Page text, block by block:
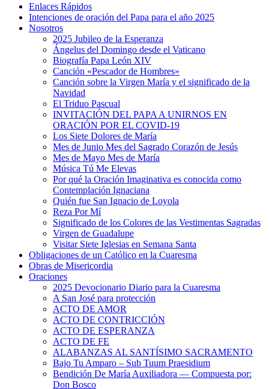
Enlaces Rápidos
Intenciones de oración del Papa para el año 2025
Nosotros
2025 Jubileo de la Esperanza
Ángelus del Domingo desde el Vaticano
Biografía Papa León XIV
Canción «Pescador de Hombres»
Canción sobre la Virgen María y el significado de la
Navidad
El Triduo Pascual
INVITACIÓN DEL PAPA A UNIRNOS EN
ORACIÓN POR EL COVID-19
Los Siete Dolores de María
Mes de Junio Mes del Sagrado Corazón de Jesús
Mes de Mayo Mes de María
Música Tú Me Elevas
Por qué la Oración Imaginativa es conocida como
Contemplación Ignaciana
Quién fue San Ignacio de Loyola
Reza Por Mí
Significado de los Colores de las Vestimentas Sagradas
Virgen de Guadalupe
Visitar Siete Iglesias en Semana Santa
Obligaciones de un Católico en la Cuaresma
Obras de Misericordia
Oraciones
2025 Devocionario Diario para la Cuaresma
A San José para protección
ACTO DE AMOR
ACTO DE CONTRICCIÓN
ACTO DE ESPERANZA
ACTO DE FE
ALABANZAS AL SANTÍSIMO SACRAMENTO
Bajo Tu Amparo – Sub Tuum Praesidium
Bendición De María Auxiliadora — Compuesta por:
Don Bosco